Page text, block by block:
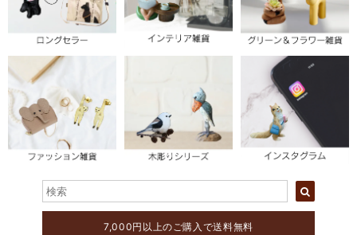
7,000円以上のご購入で送料無料